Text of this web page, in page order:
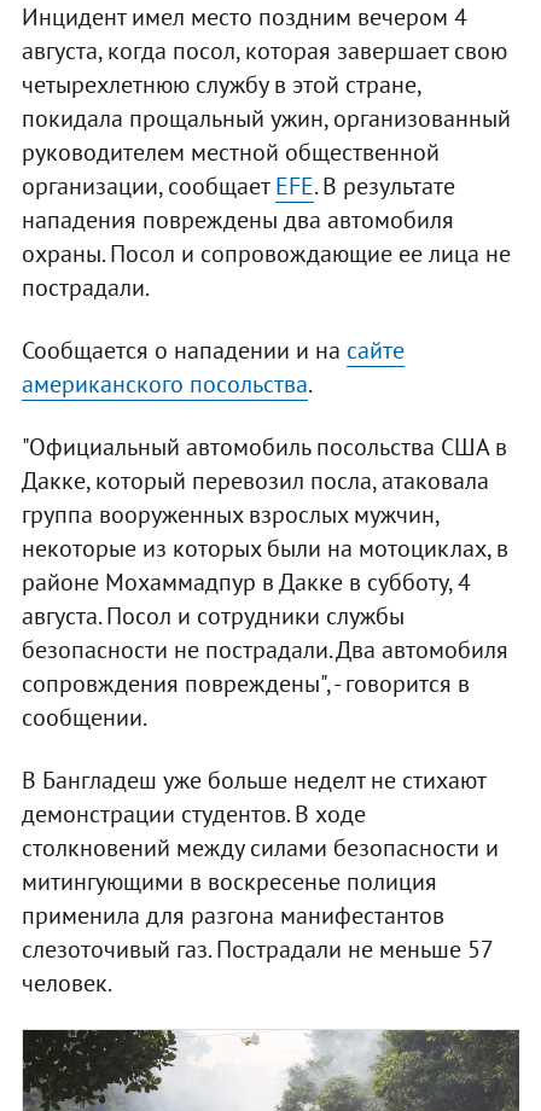
Инцидент имел место поздним вечером 4
августа, когда посол, которая завершает свою
четырехлетнюю службу в этой стране,
покидала прощальный ужин, организованный
руководителем местной общественной
организации, сообщаетEFE. В результате
нападения повреждены два автомобиля
охраны. Посол и сопровождающие ее лица не
пострадали.
Сообщается о нападении и на сайте
американского посольства.
"Официальный автомобиль посольства США в
Дакке, который перевозил посла, атаковала
группа вооруженных взрослых мужчин,
некоторые из которых были на мотоциклах, в
районе Мохаммадпур в Дакке в субботу, 4
августа. Посол и сотрудники службы
безопасности не пострадали. Два автомобиля
сопровждения повреждены", - говорится в
сообщении.
В Бангладеш уже больше неделт не стихают
демонстрации студентов. В ходе
столкновений между силами безопасности и
митингующими в воскресенье полиция
применила для разгона манифестантов
слезоточивый газ. Пострадали не меньше 57
человек.